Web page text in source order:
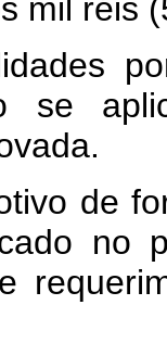
mil réis
se
de
no